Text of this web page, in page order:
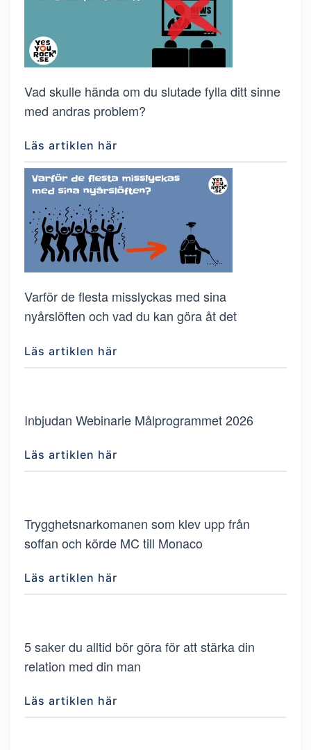
Vad skulle hända om du slutade fylla ditt sinne
med andras problem?
Läs artiklen här
Varför de flesta misslyckas med sina
nyårslöften och vad du kan göra åt det
Läs artiklen här
Inbjudan Webinarie Målprogrammet 2026
Läs artiklen här
Trygghetsnarkomanen som klev upp från
soffan och körde MC till Monaco
Läs artiklen här
5 saker du alltid bör göra för att stärka din
relation med din man
Läs artiklen här